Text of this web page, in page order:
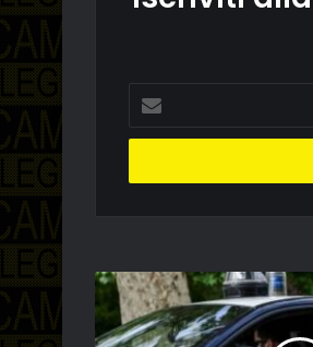
tuo
email